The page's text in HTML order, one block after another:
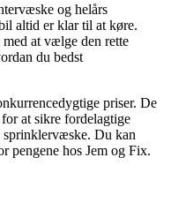
og helårs
altid er klar til at køre.
at vælge den rette
du bedst
priser. De
at sikre fordelagtige
sprinklervæske. Du kan
pengene hos Jem og Fix.